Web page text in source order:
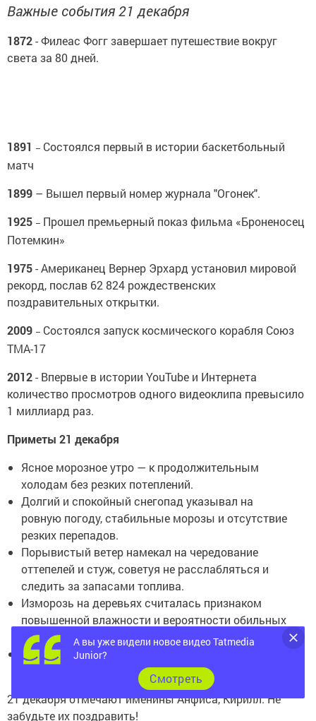
Важные события 21 декабря
1872- Филеас Фогг завершает путешествие вокруг
света за 80 дней.
1891 – Состоялся первый в истории баскетбольный
матч
1899 – Вышел первый номер журнала "Огонек".
1925 – Прошел премьерный показ фильма «Броненосец
Потемкин»
1975- Американец Вернер Эрхард установил мировой
рекорд, послав 62 824 рождественских
поздравительных открытки.
2009 – Состоялся запуск космического корабля Союз
ТМА-17
2012- Впервые в истории YouTube и Интернета
количество просмотров одного видеоклипа превысило
1 миллиард раз.
Приметы 21 декабря
Ясное морозное утро — к продолжительным
холодам без резких потеплений.
Долгий и спокойный снегопад указывал на
ровную погоду, стабильные морозы и отсутствие
резких перепадов.
Порывистый ветер намекал на чередование
оттепелей и стуж, советуя не расслабляться и
следить за запасами топлива.
Изморозь на деревьях считалась признаком
повышенной влажности и вероятности обильных
снегопадов в ближайшие дни.
Облачный, но безветренный день намекал на
мягкую зиму, которая не будет чрезмерно суровой.
21 декабря отмечают именины Анфиса, Кирилл. Не
забудьте их поздравить!
А вы уже видели новое видео Tatmedia
Junior?
Cмотреть